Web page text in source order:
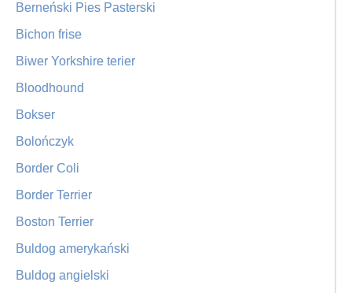
Berneński Pies Pasterski
Bichon frise
Biwer Yorkshire terier
Bloodhound
Bokser
Bolończyk
Border Coli
Border Terrier
Boston Terrier
Buldog amerykański
Buldog angielski